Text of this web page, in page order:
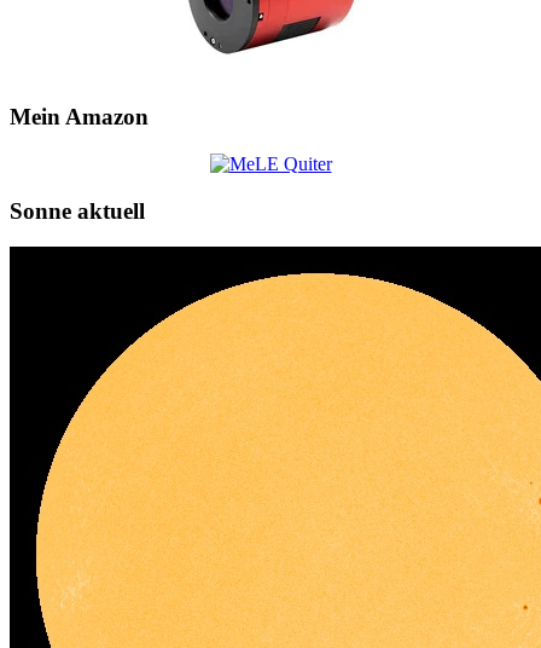
Mein Amazon
Sonne aktuell